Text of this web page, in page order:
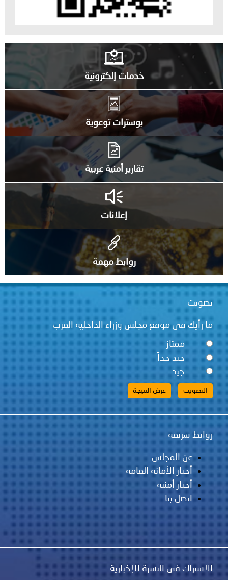
خدمات إلكترونية
بوسترات توعوية
تقارير أمنية عربية
إعلانات
روابط مهمة
تصويت
ما رأيك في موقع مجلس وزراء الداخلية العرب
ممتاز
جيد جداً
جيد
روابط سريعة
عن المجلس
أخبار الأمانة العامة
أخبار أمنية
اتصل بنا
الاشتراك في النشرة الإخبارية